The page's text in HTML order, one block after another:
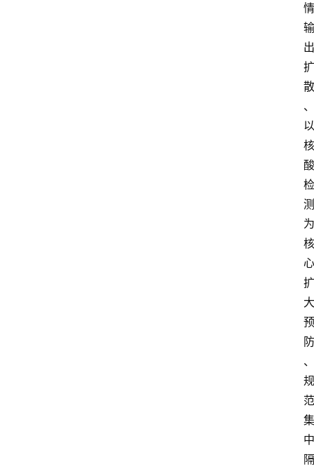
情
输
出
扩
散
、
以
核
酸
检
测
为
核
心
扩
大
预
防
、
规
范
集
中
隔